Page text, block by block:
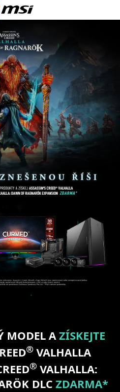
MODEL A ZÍSKEJTE
® VALHALLA
®VALHALLA:
DLC ZDARMA*